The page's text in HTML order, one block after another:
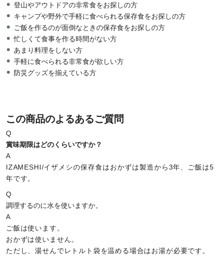
登山やアウトドアの非常食をお探しの方
キャンプや野外で手軽に食べられる保存食をお探しの方
ご飯を作るのが面倒なときの保存食をお探しの方
忙しくて食事を作る時間がない方
あまり料理をしない方
手軽に食べられる非常食が欲しい方
防災グッズを揃えている方
この商品のよるあるご質問
Q
賞味期限はどのくらいですか？
A
IZAMESHI/イザメシの保存食はおかずは製造から3年、ご飯は5
年です。
Q
調理するのに水を使いますか。
A
ご飯は使います。
おかずは使いません。
ただし、湯せんでレトルト袋を温める場合はお湯が必要です。